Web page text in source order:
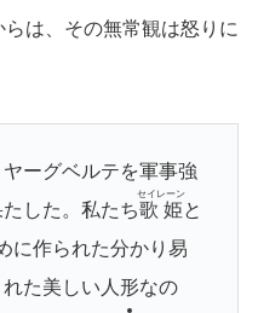
は、その無常観は怒りに
ーグベルテを軍事強
した。私たち歌姫
セイレーン
と
に作られた分かり易
た美しい人形なの